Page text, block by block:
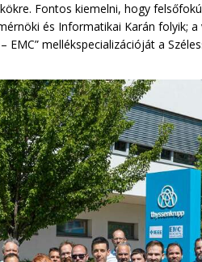
Fontos kiemelni, hogy
és Informatikai Karán folyik;
EMC” mellékspecializációját a